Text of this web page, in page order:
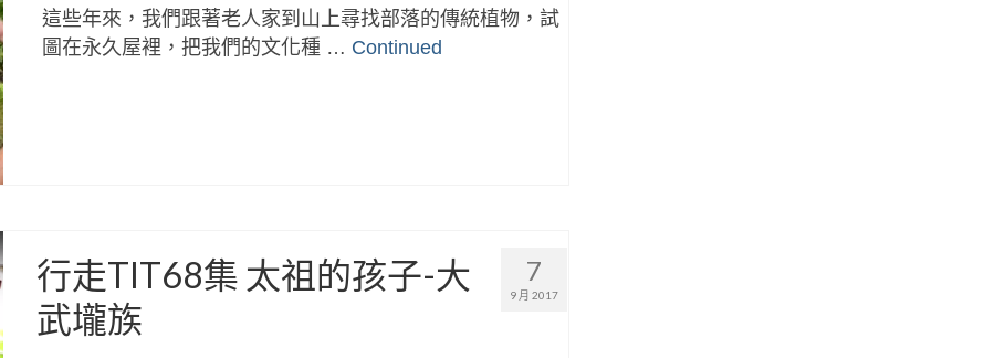
這些年來，我們跟著老人家到山上尋找部落的傳統植物，試
圖在永久屋裡，把我們的文化種 … Continued
7
9 月 2017
行走TIT68集 太祖的孩子-大
武壠族